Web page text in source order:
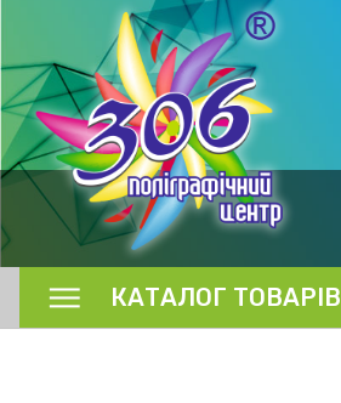
КАТАЛОГ ТОВАРІВ